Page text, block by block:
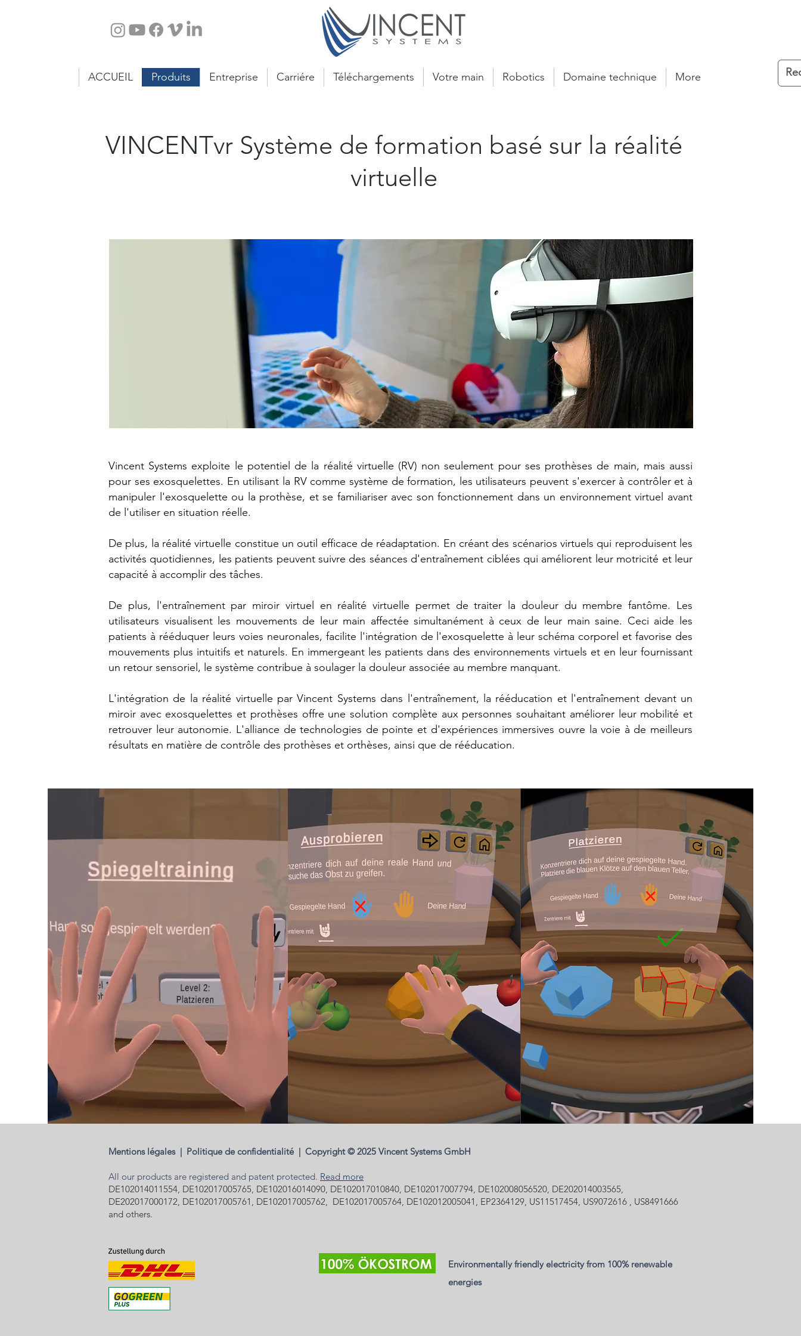
ACCUEIL Produits Entreprise Carriére Téléchargements Votre main Robotics Domaine technique More
VINCENTvr Système de formation basé sur la réalité
virtuelle
Vincent Systems exploite le potentiel de la réalité virtuelle (RV) non seulement pour ses prothèses de main, mais aussi
pour ses exosquelettes. En utilisant la RV comme système de formation, les utilisateurs peuvent s'exercer à contrôler et à
manipuler l'exosquelette ou la prothèse, et se familiariser avec son fonctionnement dans un environnement virtuel avant
de l'utiliser en situation réelle.
De plus, la réalité virtuelle constitue un outil efficace de réadaptation. En créant des scénarios virtuels qui reproduisent les
activités quotidiennes, les patients peuvent suivre des séances d'entraînement ciblées qui améliorent leur motricité et leur
capacité à accomplir des tâches.
De plus, l'entraînement par miroir virtuel en réalité virtuelle permet de traiter la douleur du membre fantôme. Les
utilisateurs visualisent les mouvements de leur main affectée simultanément à ceux de leur main saine. Ceci aide les
patients à rééduquer leurs voies neuronales, facilite l'intégration de l'exosquelette à leur schéma corporel et favorise des
mouvements plus intuitifs et naturels. En immergeant les patients dans des environnements virtuels et en leur fournissant
un retour sensoriel, le système contribue à soulager la douleur associée au membre manquant.
L'intégration de la réalité virtuelle par Vincent Systems dans l'entraînement, la rééducation et l'entraînement devant un
miroir avec exosquelettes et prothèses offre une solution complète aux personnes souhaitant améliorer leur mobilité et
retrouver leur autonomie. L'alliance de technologies de pointe et d'expériences immersives ouvre la voie à de meilleurs
résultats en matière de contrôle des prothèses et orthèses, ainsi que de rééducation.
Mentions légales| Politique de confidentialité | Copyright © 2025 Vincent Systems GmbH
All our products are registered and patent protected. Read more
DE102014011554, DE102017005765, DE102016014090, DE102017010840, DE102017007794, DE102008056520, DE202014003565,
DE202017000172, DE102017005761, DE102017005762, DE102017005764, DE102012005041, EP2364129, US11517454, US9072616 , US8491666
and others.
Environmentally friendly electricity from 100% renewable
energies